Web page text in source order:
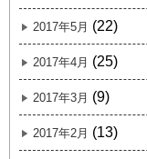
2017年5月 (22)
2017年4月 (25)
2017年3月 (9)
2017年2月 (13)